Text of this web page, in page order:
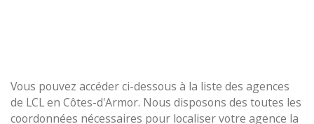
Vous pouvez accéder ci-dessous à la liste des agences
de LCL en Côtes-d'Armor. Nous disposons des toutes les
coordonnées nécessaires pour localiser votre agence la